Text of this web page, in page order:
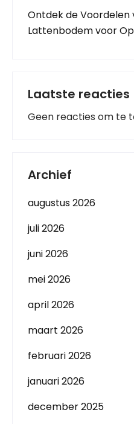
Ontdek de Voordelen
Lattenbodem voor
Laatste reacties
Geen reacties om te
Archief
augustus 2026
juli 2026
juni 2026
mei 2026
april 2026
maart 2026
februari 2026
januari 2026
december 2025